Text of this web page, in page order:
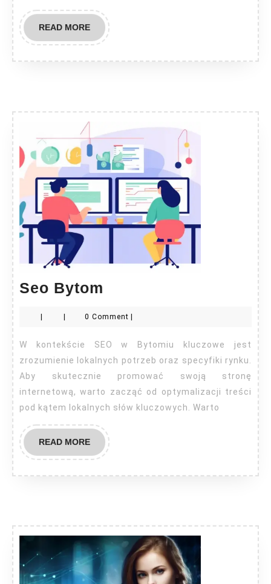
READ MOREREAD
MORE
Seo Bytom
| | 0 Comment |
W kontekście SEO w Bytomiu kluczowe jest
zrozumienie lokalnych potrzeb oraz specyfiki rynku.
Aby skutecznie promować swoją stronę
internetową, warto zacząć od optymalizacji treści
pod kątem lokalnych słów kluczowych. Warto
READ MOREREAD
MORE